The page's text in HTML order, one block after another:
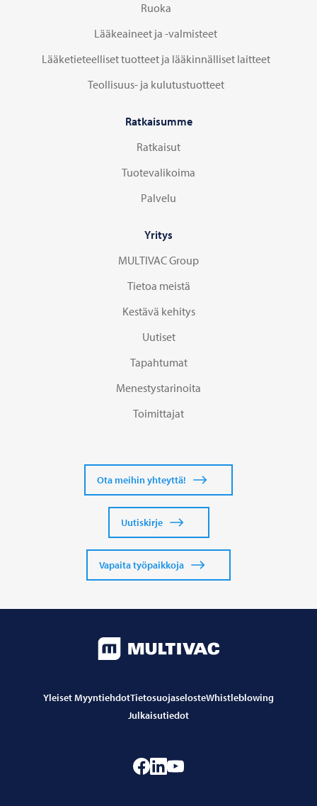
Ruoka
Lääkeaineet ja -valmisteet
Lääketieteelliset tuotteet ja lääkinnälliset laitteet
Teollisuus- ja kulutustuotteet
Ratkaisumme
Ratkaisut
Tuotevalikoima
Palvelu
Yritys
MULTIVAC Group
Tietoa meistä
Kestävä kehitys
Uutiset
Tapahtumat
Menestystarinoita
Toimittajat
Ota meihin yhteyttä!
Uutiskirje
Vapaita työpaikkoja
Yleiset MyyntiehdotTietosuojaselosteWhistleblowing
Julkaisutiedot